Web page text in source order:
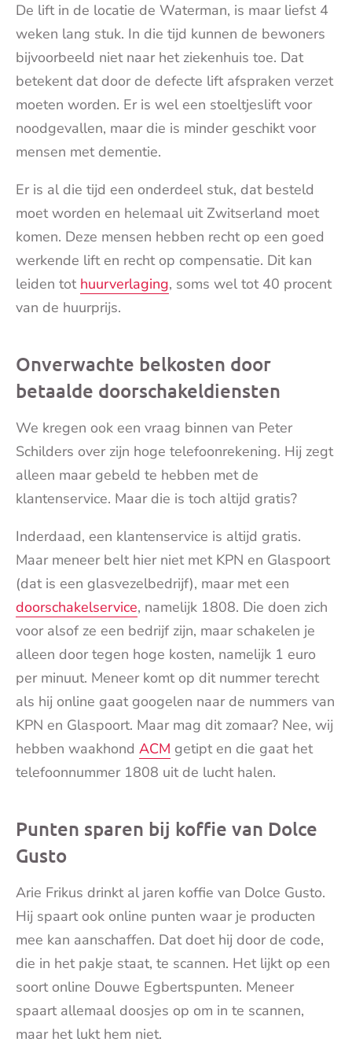
De lift in de locatie de Waterman, is maar liefst 4
weken lang stuk. In die tijd kunnen de bewoners
bijvoorbeeld niet naar het ziekenhuis toe. Dat
betekent dat door de defecte lift afspraken verzet
moeten worden. Er is wel een stoeltjeslift voor
noodgevallen, maar die is minder geschikt voor
mensen met dementie.
Er is al die tijd een onderdeel stuk, dat besteld
moet worden en helemaal uit Zwitserland moet
komen. Deze mensen hebben recht op een goed
werkende lift en recht op compensatie. Dit kan
leiden tot huurverlaging, soms wel tot 40 procent
van de huurprijs.
Onverwachte belkosten door
betaalde doorschakeldiensten
We kregen ook een vraag binnen van Peter
Schilders over zijn hoge telefoonrekening. Hij zegt
alleen maar gebeld te hebben met de
klantenservice. Maar die is toch altijd gratis?
Inderdaad, een klantenservice is altijd gratis.
Maar meneer belt hier niet met KPN en Glaspoort
(dat is een glasvezelbedrijf), maar met een
doorschakelservice, namelijk 1808. Die doen zich
voor alsof ze een bedrijf zijn, maar schakelen je
alleen door tegen hoge kosten, namelijk 1 euro
per minuut. Meneer komt op dit nummer terecht
als hij online gaat googelen naar de nummers van
KPN en Glaspoort. Maar mag dit zomaar? Nee, wij
hebben waakhond ACM getipt en die gaat het
telefoonnummer 1808 uit de lucht halen.
Punten sparen bij koffie van Dolce
Gusto
Arie Frikus drinkt al jaren koffie van Dolce Gusto.
Hij spaart ook online punten waar je producten
mee kan aanschaffen. Dat doet hij door de code,
die in het pakje staat, te scannen. Het lijkt op een
soort online Douwe Egbertspunten. Meneer
spaart allemaal doosjes op om in te scannen,
maar het lukt hem niet.